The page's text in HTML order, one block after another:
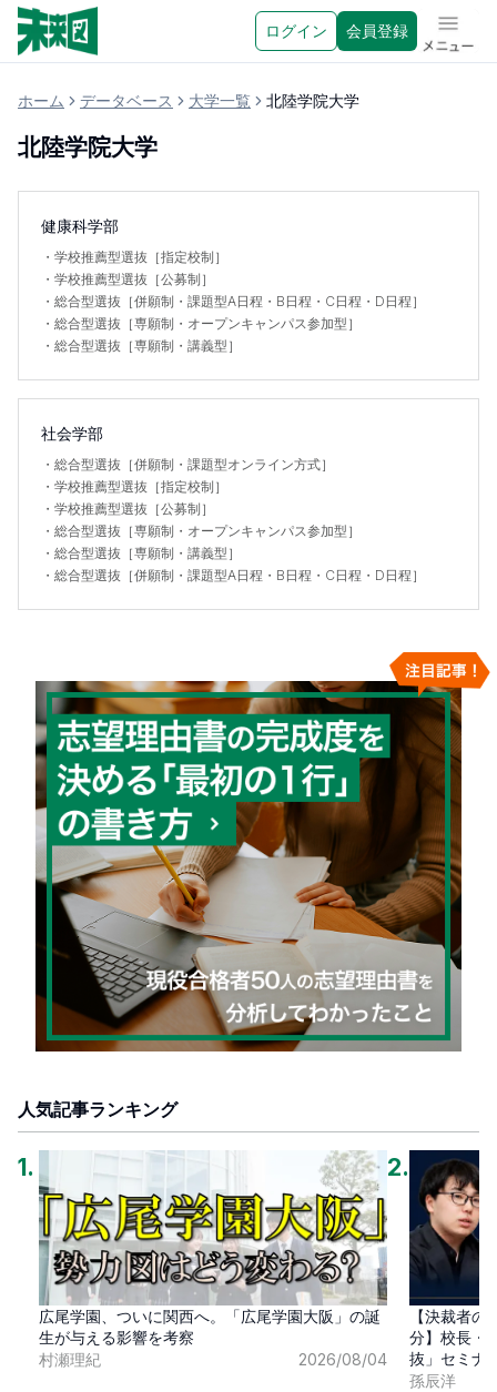
ログイン 会員登録 メニュ
ホーム データベース 大学一覧 北陸学院大学
北陸学院大学
健康科学部
・ 学校推薦型選抜［指定校制］
・ 学校推薦型選抜［公募制］
・ 総合型選抜［併願制・課題型A日程・B日程・C日程・D日程］
・ 総合型選抜［専願制・オープンキャンパス参加型］
・ 総合型選抜［専願制・講義型］
社会学部
・ 総合型選抜［併願制・課題型オンライン方式］
・ 学校推薦型選抜［指定校制］
・ 学校推薦型選抜［公募制］
・ 総合型選抜［専願制・オープンキャンパス参加型］
・ 総合型選抜［専願制・講義型］
・ 総合型選抜［併願制・課題型A日程・B日程・C日程・D日程］
人気記事ランキング
1 .
広尾学園、ついに関西へ。「広尾学園大阪」の誕
生が与える影響を考察
村瀬理紀
2026/08/04
2.
【決裁者
分】校長・
抜」セミナ
孫辰洋